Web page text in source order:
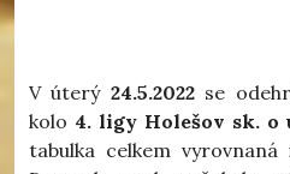
V úterý 24.5.2022se
kolo 4. ligy Holešov sk. o
tabulka celkem vyrovnaná